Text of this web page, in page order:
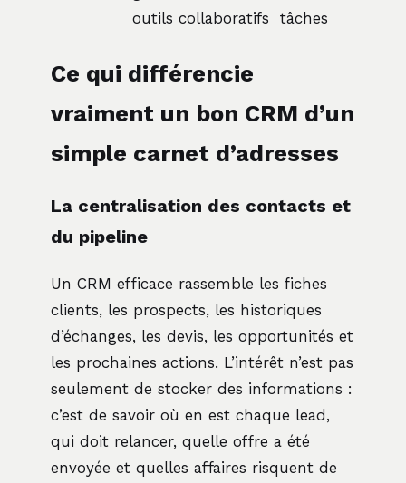
outils collaboratifs
tâches
Ce qui différencie
vraiment un bon CRM d’un
simple carnet d’adresses
La centralisation des contacts et
du pipeline
Un CRM efficace rassemble les fiches
clients, les prospects, les historiques
d’échanges, les devis, les opportunités et
les prochaines actions. L’intérêt n’est pas
seulement de stocker des informations :
c’est de savoir où en est chaque lead,
qui doit relancer, quelle offre a été
envoyée et quelles affaires risquent de